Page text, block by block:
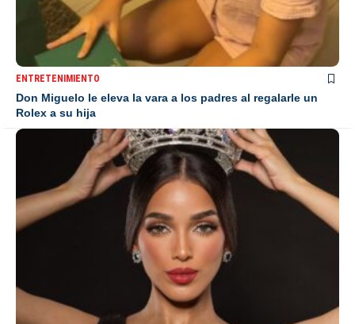
ENTRETENIMIENTO
Don Miguelo le eleva la vara a los padres al regalarle un
Rolex a su hija